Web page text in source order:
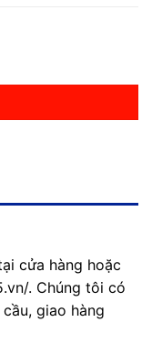
cửa hàng hoặc
. Chúng tôi có
giao hàng